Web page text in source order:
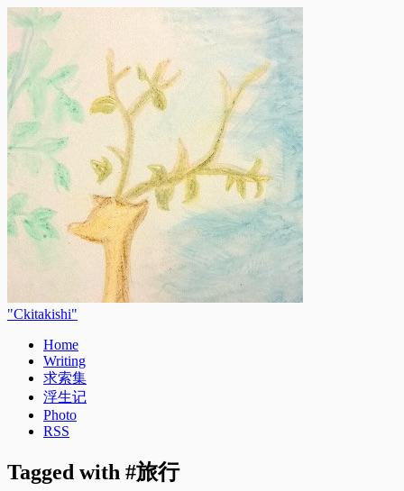
Ckitakishi
Home
Writing
求索集
浮生记
Photo
RSS
Tagged with 旅行